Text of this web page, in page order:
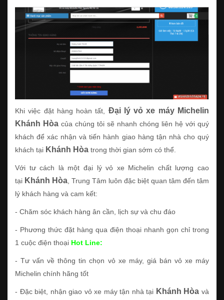
Khi việc đặt hàng hoàn tất, Đại lý vỏ xe máy Michelin
Khánh Hòa của chúng tôi sẽ nhanh chóng liên hệ với quý
khách để xác nhận và tiến hành giao hàng tận nhà cho quý
khách tại Khánh Hòa trong thời gian sớm có thể.
Với tư cách là một đại lý vỏ xe Michelin chất lượng cao
tại Khánh Hòa , Trung Tâm luôn đặc biệt quan tâm đến tâm
lý khách hàng và cam kết:
- Chăm sóc khách hàng ân cần, lịch sự và chu đáo
- Phương thức đặt hàng qua điện thoại nhanh gọn chỉ trong
1 cuộc điện thoại Hot Line:
- Tư vấn về thông tin chọn vỏ xe máy, giá bán vỏ xe máy
Michelin chính hãng tốt
- Đặc biệt, nhận giao vỏ xe máy tận nhà tại Khánh Hòa và